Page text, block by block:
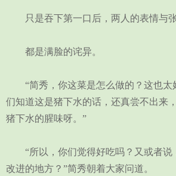
只是吞下第一口后，两人的表情与张
都是满脸的诧异。
“简秀，你这菜是怎么做的？这也太
们知道这是猪下水的话，还真尝不出来
猪下水的腥味呀。”
“所以，你们觉得好吃吗？又或者说
改进的地方？”简秀朝着大家问道。